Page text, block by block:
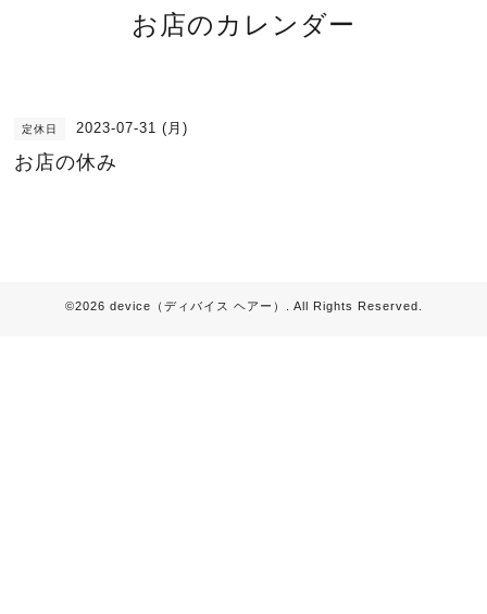
お店のカレンダー
定休日 2023-07-31 (月)
お店の休み
©2026 device（ディバイス ヘアー） . All Rights Reserved.